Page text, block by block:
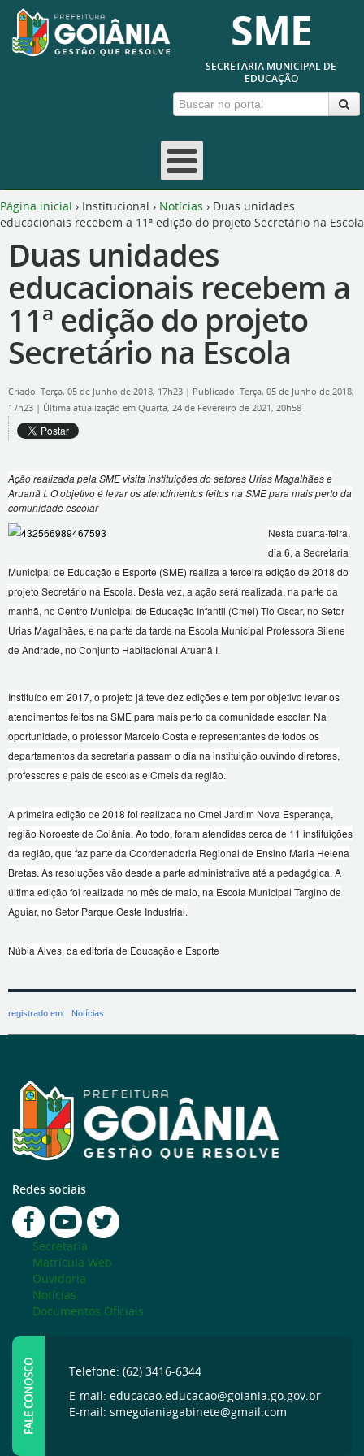
SME
SECRETARIA MUNICIPAL DE
EDUCAÇÃO
Página inicial › Institucional › Notícias › Duas unidades
educacionais recebem a 11ª edição do projeto Secretário na Escola
Duas unidades
educacionais recebem a
11ª edição do projeto
Secretário na Escola
Criado: Terça, 05 de Junho de 2018, 17h23 | Publicado: Terça, 05 de Junho de 2018,
17h23 | Última atualização em Quarta, 24 de Fevereiro de 2021, 20h58
Ação realizada pela SME visita instituições do setores Urias Magalhães e
Aruanã I. O objetivo é levar os atendimentos feitos na SME para mais perto da
comunidade escolar
Nesta quarta-feira,
dia 6, a Secretaria
Municipal de Educação e Esporte (SME) realiza a terceira edição de 2018 do
projeto Secretário na Escola. Desta vez, a ação será realizada, na parte da
manhã, no Centro Municipal de Educação Infantil (Cmei) Tio Oscar, no Setor
Urias Magalhães, e na parte da tarde na Escola Municipal Professora Silene
de Andrade, no Conjunto Habitacional Aruanã I.
Instituído em 2017, o projeto já teve dez edições e tem por objetivo levar os
atendimentos feitos na SME para mais perto da comunidade escolar. Na
oportunidade, o professor Marcelo Costa e representantes de todos os
departamentos da secretaria passam o dia na instituição ouvindo diretores,
professores e pais de escolas e Cmeis da região.
A primeira edição de 2018 foi realizada no Cmei Jardim Nova Esperança,
região Noroeste de Goiânia. Ao todo, foram atendidas cerca de 11 instituições
da região, que faz parte da Coordenadoria Regional de Ensino Maria Helena
Bretas. As resoluções vão desde a parte administrativa até a pedagógica. A
última edição foi realizada no mês de maio, na Escola Municipal Targino de
Aguiar, no Setor Parque Oeste Industrial.
Núbia Alves, da editoria de Educação e Esporte
registrado em: Notícias
Redes sociais
Secretaria
Matrícula Web
Ouvidoria
Notícias
Documentos Oficiais
FALE CONOSCO
Telefone: (62) 3416-6344
E-mail: educacao.educacao@goiania.go.gov.br
E-mail: smegoianiagabinete@gmail.com